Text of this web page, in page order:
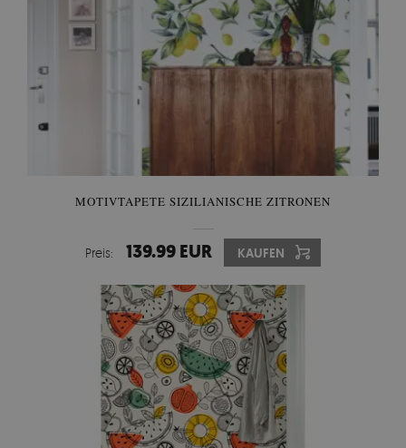
MOTIVTAPETE SIZILIANISCHE ZITRONEN
Preis: 139.99 EUR KAUFEN